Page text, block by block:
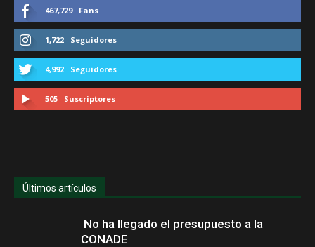
467,729 Fans
1,722 Seguidores
4,992 Seguidores
505 Suscriptores
Últimos artículos
No ha llegado el presupuesto a la
CONADE